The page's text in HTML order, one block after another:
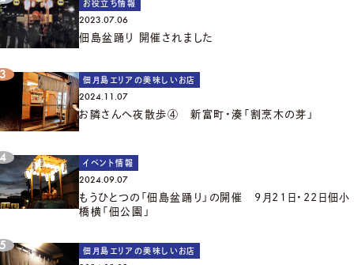
お役立ち情報
2023.07.06
佃島盆踊り 開催されました
佃月島エリアの美味しいお店
2024.11.07
お隣さんへ夜散歩④ 新富町・湊「割烹木の芽」
イベント情報
2024.09.07
もうひとつの「佃島盆踊り」の開催 9月21日・22日佃小
橋横「佃公園」
佃月島エリアの美味しいお店